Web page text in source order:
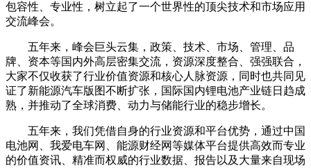
包容性、专业性，树立起了一个世界性的顶尖技术和市场应用
交流峰会。
五年来，峰会巨头云集，政策、技术、市场、管理、品
牌、资本等国内外高层密集交流，资源深度整合、强强联合，
大家不仅收获了行业价值资源和核心人脉资源，同时也共同见
证了新能源汽车版图不断扩张，国际国内锂电池产业链日趋成
熟，并推动了全球消费、动力与储能行业的稳步增长。
五年来，我们凭借自身的行业资源和平台优势，通过中国
电池网、我爱电车网、能源财经网等媒体平台提供高效而专业
的价值资讯、精准而权威的行业数据、报告以及大量来自现场